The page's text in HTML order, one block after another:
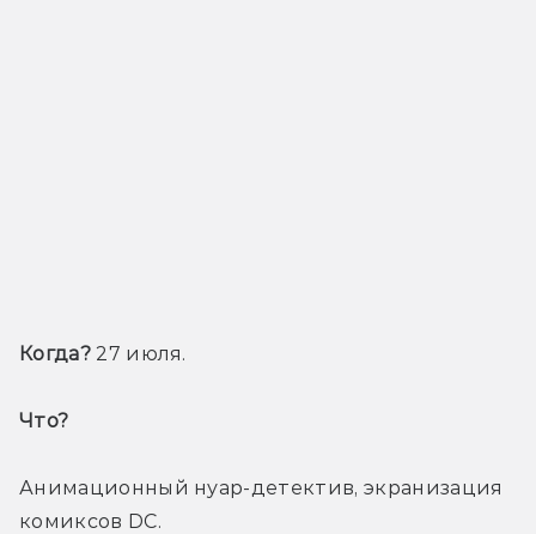
Когда? 27 июля.
Что?
Анимационный нуар-детектив, экранизация
комиксов DC.